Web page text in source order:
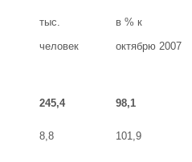
тыс.
человек
в % к
октябрю 2007
245,4 98,1
8,8 101,9